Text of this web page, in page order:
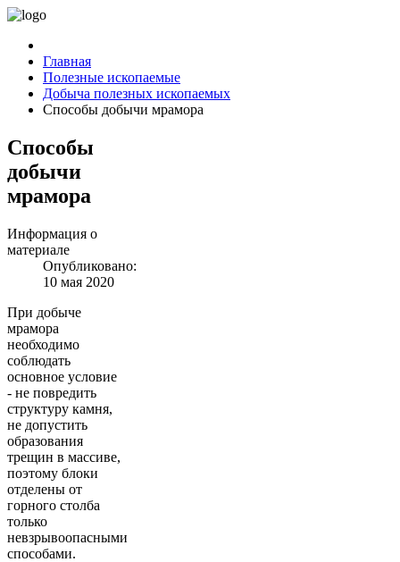
Главная
Полезные ископаемые
Добыча полезных ископаемых
Способы добычи мрамора
Способы
добычи
мрамора
Информация о
материале
Опубликовано:
10 мая 2020
При добыче
мрамора
необходимо
соблюдать
основное условие
- не повредить
структуру камня,
не допустить
образования
трещин в массиве,
поэтому блоки
отделены от
горного столба
только
невзрывоопасными
способами.